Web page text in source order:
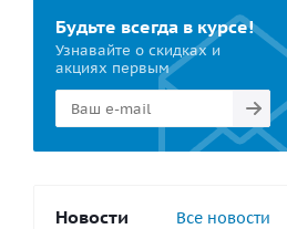
Будьте всегда в курсе!
Узнавайте о скидках и
акциях первым
Новости Все новости